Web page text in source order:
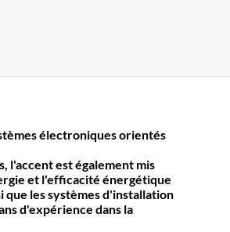
électroniques orientés
l'accent est également mis
et l'efficacité énergétique
que les systèmes d'installation
d'expérience dans la